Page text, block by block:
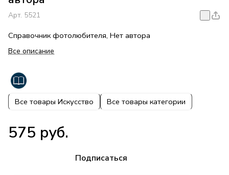
Арт. 5521
Справочник фотолюбителя, Нет автора
Все описание
Все товары Искусство Все товары категории
575 руб.
Подписаться